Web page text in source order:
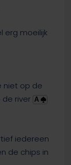
erg moeilijk
niet op de
river A
iedereen
de chips in